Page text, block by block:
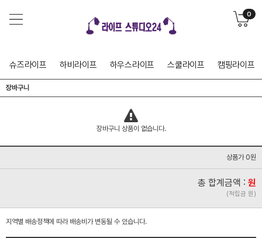
0
슈즈라이프 하비라이프 하우스라이프 스쿨라이프 캠핑라이프
장바구니
장바구니 상품이 없습니다.
상품가 0원
총 합계금액 : 원
(적립금 원)
지역별 배송정책에 따라 배송비가 변동될 수 있습니다.
홈페이지 리뉴얼 오픈 이벤트